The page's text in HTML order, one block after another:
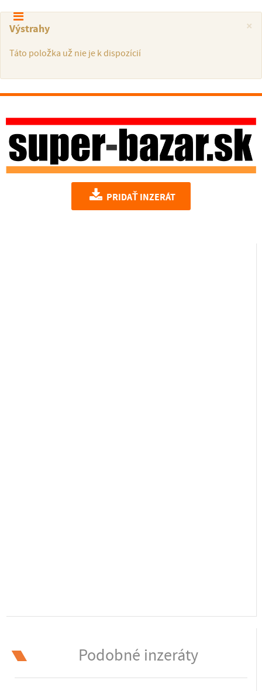
×
Výstrahy
Táto položka už nie je k dispozícií
PRIDAŤ INZERÁT
Podobné inzeráty